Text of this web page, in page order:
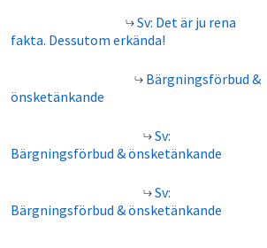
Sv: Det är ju rena
fakta. Dessutom erkända!
Bärgningsförbud &
önsketänkande
Sv:
Bärgningsförbud & önsketänkande
Sv:
Bärgningsförbud & önsketänkande